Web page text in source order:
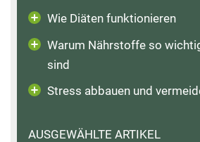
Wie Diäten funktionieren
Warum Nährstoffe so
sind
Stress abbauen und
AUSGEWÄHLTE ARTIKEL